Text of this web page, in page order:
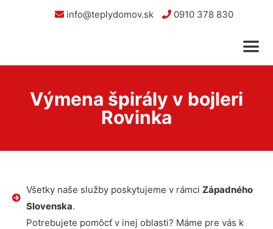
info@teplydomov.sk 0910 378 830
Výmena špirály v bojleri
Rovinka
Všetky naše služby poskytujeme v rámci Západného
Slovenska.
Potrebujete pomôcť v inej oblasti? Máme pre vás k